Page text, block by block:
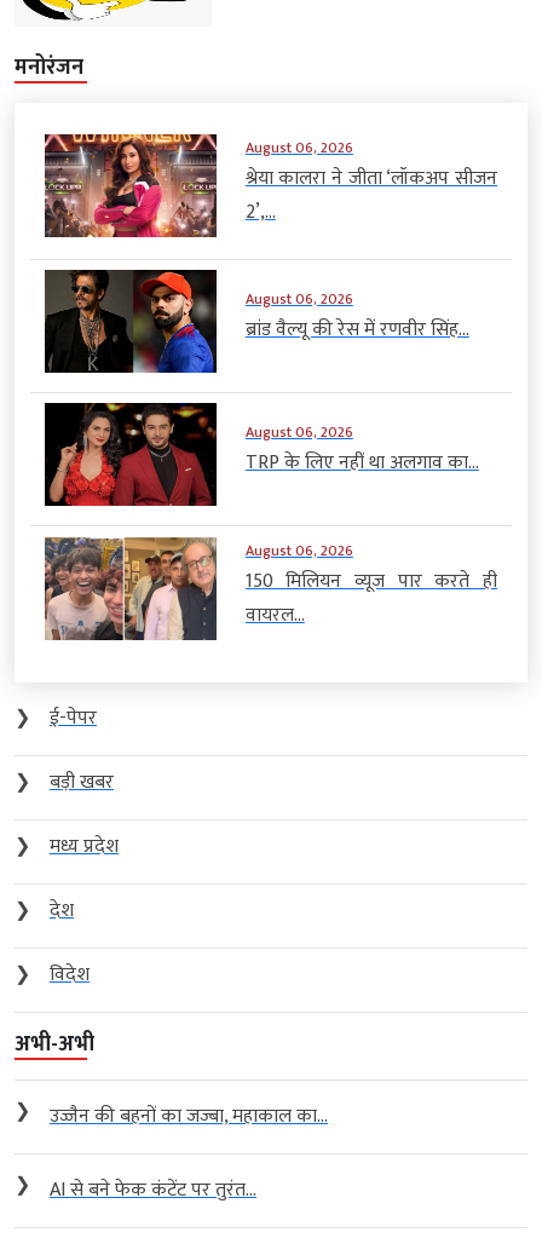
मनोरंजन
August 06, 2026
श्रेया कालरा ने जीता ‘लॉकअप सीजन
2’,...
August 06, 2026
ब्रांड वैल्यू की रेस में रणवीर सिंह...
August 06, 2026
TRP के लिए नहीं था अलगाव का...
August 06, 2026
150 मिलियन व्यूज पार करते ही
वायरल...
❯
ई-पेपर
❯
बड़ी खबर
❯
मध्य प्रदेश
❯
देश
❯
विदेश
अभी-अभी
❯ उज्जैन की बहनों का जज्बा, महाकाल का...
❯ AI से बने फेक कंटेंट पर तुरंत...